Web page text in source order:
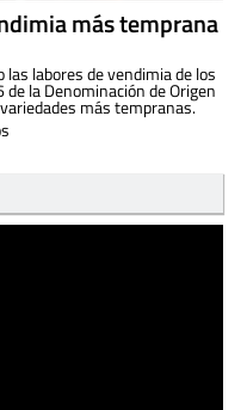
más temprana
las labores de vendimia de los
la Denominación de Origen
más tempranas.